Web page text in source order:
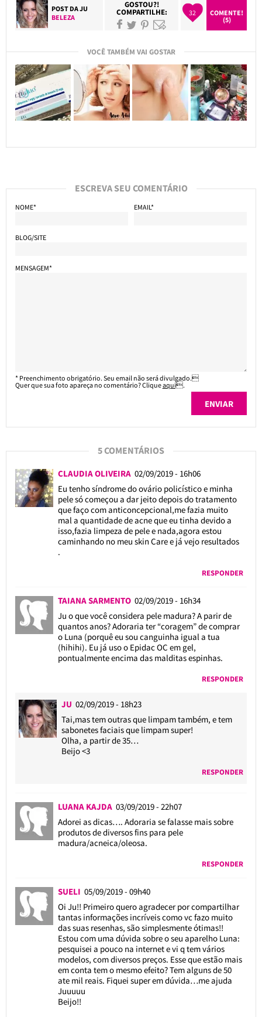
POST DAJU
BELEZA
GOSTOU?!
COMPARTILHE: 32
COMENTE!
(5)
VOCÊ TAMBÉM VAI GOSTAR
ESCREVA SEU COMENTÁRIO
NOME* EMAIL*
BLOG/SITE
MENSAGEM*
* Preenchimento obrigatório. Seu email não será divulgado.
Quer que sua foto apareça no comentário? Cliqueaqui.
5 COMENTÁRIOS
CLAUDIA OLIVEIRA 02/09/2019 - 16h06
Eu tenho síndrome do ovário policístico e minha
pele só começou a dar jeito depois do tratamento
que faço com anticoncepcional,me fazia muito
mal a quantidade de acne que eu tinha devido a
isso,fazia limpeza de pele e nada,agora estou
caminhando no meu skin Care e já vejo resultados
.
RESPONDER
TAIANA SARMENTO 02/09/2019 - 16h34
Ju o que você considera pele madura? A parir de
quantos anos? Adoraria ter “coragem” de comprar
o Luna (porquê eu sou canguinha igual a tua
(hihihi). Eu já uso o Epidac OC em gel,
pontualmente encima das malditas espinhas.
RESPONDER
JU 02/09/2019 - 18h23
Tai,mas tem outras que limpam também, e tem
sabonetes faciais que limpam super!
Olha, a partir de 35…
Beijo <3
RESPONDER
LUANA KAJDA 03/09/2019 - 22h07
Adorei as dicas…. Adoraria se falasse mais sobre
produtos de diversos fins para pele
madura/acneica/oleosa.
RESPONDER
SUELI 05/09/2019 - 09h40
Oi Ju!! Primeiro quero agradecer por compartilhar
tantas informações incríveis como vc fazo muito
das suas resenhas, são simplesmente ótimas!!
Estou com uma dúvida sobre o seu aparelho Luna:
pesquisei a pouco na internet e vi q tem vários
modelos, com diversos preços. Esse que estão mais
em conta tem o mesmo efeito? Tem alguns de 50
ate mil reais. Fiquei super em dúvida…me ajuda
Juuuuu
Beijo!!